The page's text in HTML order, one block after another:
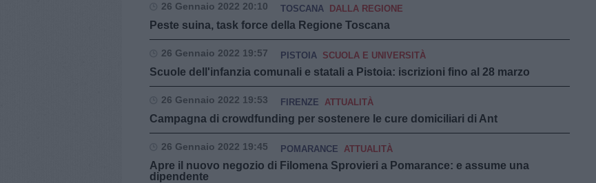
26 Gennaio 2022 20:10 TOSCANA DALLA REGIONE
Peste suina, task force della Regione Toscana
26 Gennaio 2022 19:57 PISTOIA SCUOLA E UNIVERSITÀ
Scuole dell'infanzia comunali e statali a Pistoia: iscrizioni fino al 28 marzo
26 Gennaio 2022 19:53 FIRENZE ATTUALITÀ
Campagna di crowdfunding per sostenere le cure domiciliari di Ant
26 Gennaio 2022 19:45 POMARANCE ATTUALITÀ
Apre il nuovo negozio di Filomena Sprovieri a Pomarance: e assume una
dipendente